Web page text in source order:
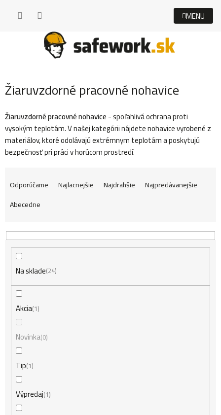
Žiaruvzdorné pracovné nohavice
Žiaruvzdorné pracovné nohavice- spoľahlivá ochrana proti
vysokým teplotám. V našej kategórii nájdete nohavice vyrobené z
materiálov, ktoré odolávajú extrémnym teplotám a poskytujú
bezpečnosť pri práci v horúcom prostredí.
R
a
d
e
Odporúčame Najlacnejšie Najdrahšie
Najpredávanejšie
Abecedne
Na sklade 24
Akcia 1
Novinka 0
Tip 1
Výpredaj 1